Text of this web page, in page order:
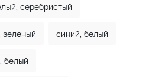
серебристый
зеленый синий, белый
белый